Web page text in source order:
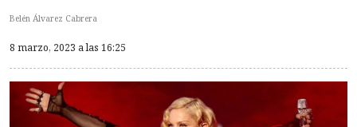
Belén Álvarez Cabrera
8 marzo, 2023 a las 16:25